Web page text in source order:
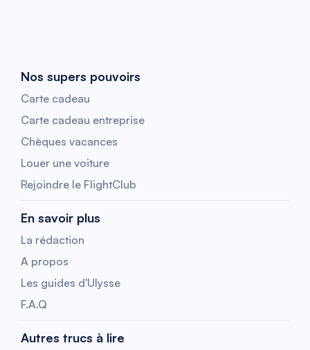
Nos supers pouvoirs
Carte cadeau
Carte cadeau entreprise
Chèques vacances
Louer une voiture
Rejoindre le FlightClub
En savoir plus
La rédaction
A propos
Les guides d'Ulysse
F.A.Q
Autres trucs à lire